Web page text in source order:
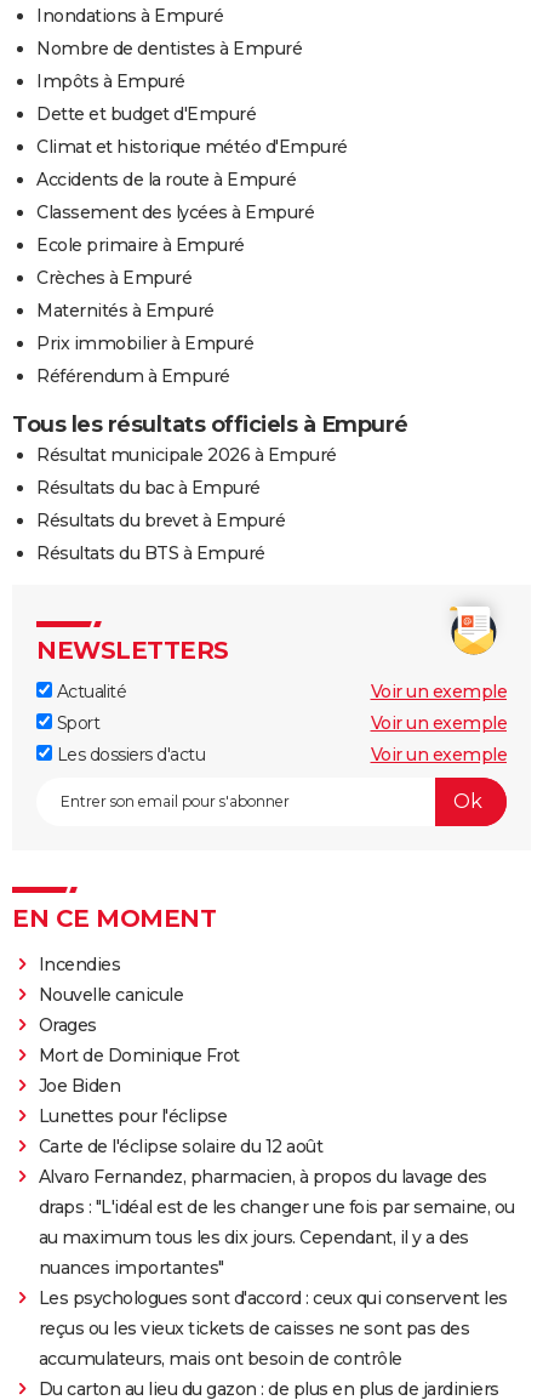
Inondations à Empuré
Nombre de dentistes à Empuré
Impôts à Empuré
Dette et budget d'Empuré
Climat et historique météo d'Empuré
Accidents de la route à Empuré
Classement des lycées à Empuré
Ecole primaire à Empuré
Crèches à Empuré
Maternités à Empuré
Prix immobilier à Empuré
Référendum à Empuré
Tous les résultats officiels à Empuré
Résultat municipale 2026 à Empuré
Résultats du bac à Empuré
Résultats du brevet à Empuré
Résultats du BTS à Empuré
NEWSLETTERS
Actualité
Voir un exemple
Sport
Voir un exemple
Les dossiers d'actu
Voir un exemple
EN CE MOMENT
Incendies
Nouvelle canicule
Orages
Mort de Dominique Frot
Joe Biden
Lunettes pour l'éclipse
Carte de l'éclipse solaire du 12 août
Alvaro Fernandez, pharmacien, à propos du lavage des
draps : "L'idéal est de les changer une fois par semaine, ou
au maximum tous les dix jours. Cependant, il y a des
nuances importantes"
Les psychologues sont d'accord : ceux qui conservent les
reçus ou les vieux tickets de caisses ne sont pas des
accumulateurs, mais ont besoin de contrôle
Du carton au lieu du gazon : de plus en plus de jardiniers